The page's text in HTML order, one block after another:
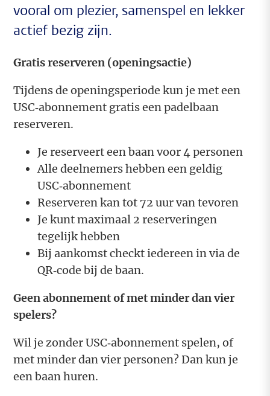
vooral om plezier, samenspel en lekker
actief bezig zijn.
Gratis reserveren (openingsactie)
Tijdens de openingsperiode kun je met een
USC‑abonnement gratis een padelbaan
reserveren.
Je reserveert een baan voor 4 personen
Alle deelnemers hebben een geldig
USC‑abonnement
Reserveren kan tot 72 uur van tevoren
Je kunt maximaal 2 reserveringen
tegelijk hebben
Bij aankomst checkt iedereen in via de
QR‑code bij de baan.
Geen abonnement of met minder dan vier
spelers?
Wil je zonder USC‑abonnement spelen, of
met minder dan vier personen? Dan kun je
een baan huren.